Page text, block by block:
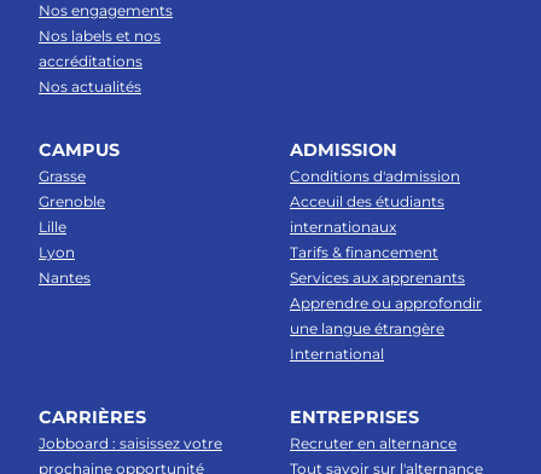
Nos engagements
Nos labels et nos
accréditations
Nos actualités
CAMPUS
Grasse
Grenoble
Lille
Lyon
Nantes
ADMISSION
Conditions d'admission
Acceuil des étudiants
internationaux
Tarifs & financement
Services aux apprenants
Apprendre ou approfondir
une langue étrangère
International
CARRIÈRES
Jobboard : saisissez votre
prochaine opportunité
ENTREPRISES
Recruter en alternance
Tout savoir sur l'alternance